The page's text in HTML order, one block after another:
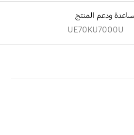
ودعم المنتج
UE70KU7000U